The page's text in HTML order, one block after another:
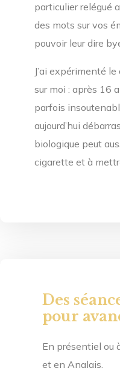
particulier relégué
des mots sur vos
pouvoir leur dire
J’ai expérimenté
sur moi : après 16
parfois
aujourd’hui
biologique peut
cigarette et à
Des
pour
En présentiel ou
et en Anglais.